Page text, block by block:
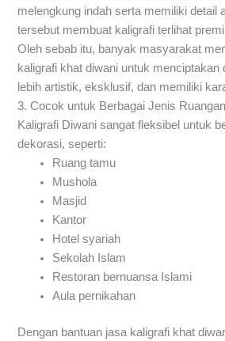
melengkung indah serta memiliki detail
tersebut membuat kaligrafi terlihat
Oleh sebab itu, banyak masyarakat
kaligrafi khat diwani untuk menciptakan
lebih artistik, eksklusif, dan memiliki
3. Cocok untuk Berbagai Jenis Ruangan
Kaligrafi Diwani sangat fleksibel untuk
dekorasi, seperti:
Ruang tamu
Mushola
Masjid
Kantor
Hotel syariah
Sekolah Islam
Restoran bernuansa Islami
Aula pernikahan
Dengan bantuan jasa kaligrafi khat